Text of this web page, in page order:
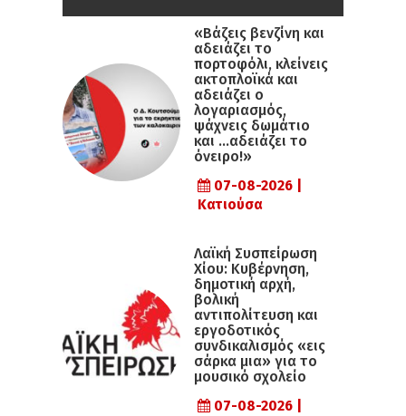
«Βάζεις βενζίνη και
αδειάζει το
πορτοφόλι, κλείνεις
ακτοπλοϊκά και
αδειάζει ο
λογαριασμός,
ψάχνεις δωμάτιο
και …αδειάζει το
όνειρο!»
07-08-2026 |
Κατιούσα
Λαϊκή Συσπείρωση
Χίου: Κυβέρνηση,
δημοτική αρχή,
βολική
αντιπολίτευση και
εργοδοτικός
συνδικαλισμός «εις
σάρκα μια» για το
μουσικό σχολείο
07-08-2026 |